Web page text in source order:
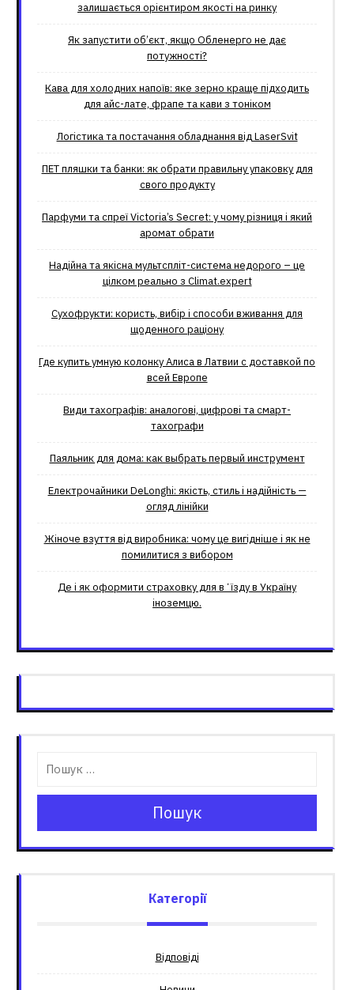
залишається орієнтиром якості на ринку
Як запустити об’єкт, якщо Обленерго не дає
потужності?
Кава для холодних напоїв: яке зерно краще підходить
для айс-лате, фрапе та кави з тоніком
Логістика та постачання обладнання від LaserSvit
ПЕТ пляшки та банки: як обрати правильну упаковку для
свого продукту
Парфуми та спреї Victoria’s Secret: у чому різниця і який
аромат обрати
Надійна та якісна мультспліт-система недорого – це
цілком реально з Climat.еxpert
Сухофрукти: користь, вибір і способи вживання для
щоденного раціону
Где купить умную колонку Алиса в Латвии с доставкой по
всей Европе
Види тахографів: аналогові, цифрові та смарт-
тахографи
Паяльник для дома: как выбрать первый инструмент
Електрочайники DeLonghi: якість, стиль і надійність —
огляд лінійки
Жіноче взуття від виробника: чому це вигідніше і як не
помилитися з вибором
Де і як оформити страховку для вʼїзду в Україну
іноземцю.
Пошук
Категорії
Відповіді